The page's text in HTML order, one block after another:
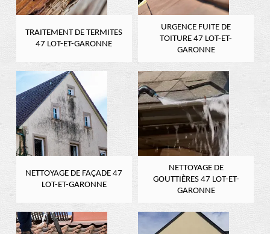
TRAITEMENT DE TERMITES
47 LOT-ET-GARONNE
URGENCE FUITE DE
TOITURE 47 LOT-ET-
GARONNE
NETTOYAGE DE FAÇADE 47
LOT-ET-GARONNE
NETTOYAGE DE
GOUTTIÈRES 47 LOT-ET-
GARONNE